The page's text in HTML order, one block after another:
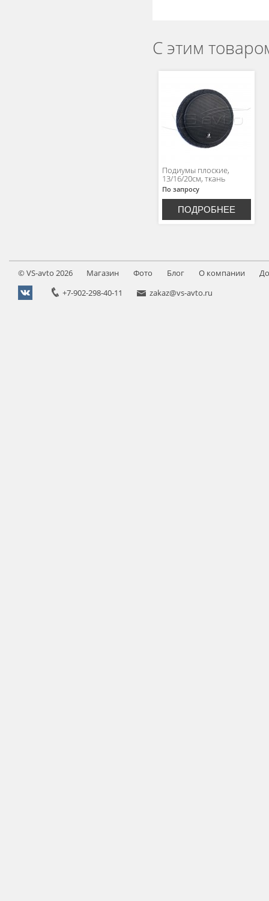
С этим
Подиумы плоские,
13/16/20см, ткань
По запросу
ПОДРОБНЕЕ
©VS-avto 2026 Магазин Фото Блог О компании
+7-902-298-40-11
zakaz@vs-avto.ru